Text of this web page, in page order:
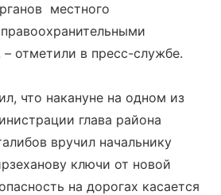
местного
отметили в пресс-службе.
что накануне на одном из
глава района
вручил начальнику
ключи от новой
на дорогах касается